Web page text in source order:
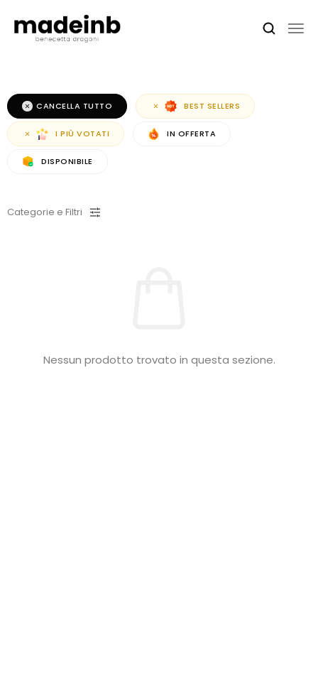
CANCELLA TUTTO BEST SELLERS
I PIÙ VOTATI IN OFFERTA
DISPONIBILE
Categorie e Filtri
Nessun prodotto trovato in questa sezione.